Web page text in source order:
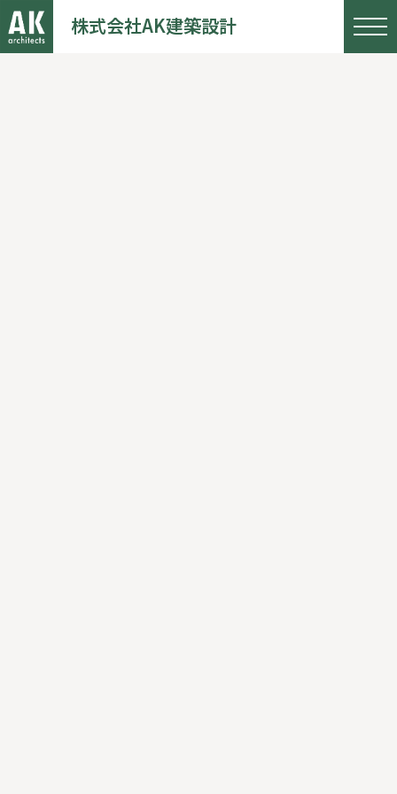
株式会社AK建築設計